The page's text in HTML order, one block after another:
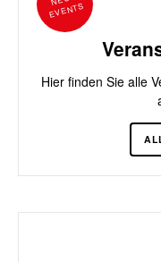
Hier finden Sie alle
EVENTS